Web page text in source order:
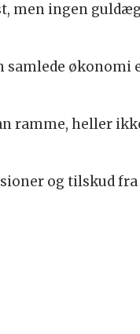
men ingen
økonomi
ramme, heller
og tilskud fra